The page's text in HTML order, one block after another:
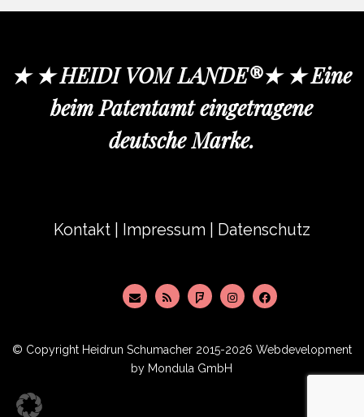
★ ★ HEIDI VOM LANDE®★ ★ Eine
beim Patentamt eingetragene
deutsche Marke.
Kontakt Impressum Datenschutz
© Copyright Heidrun Schumacher 2015-2026 Webdevelopment
by Mondula GmbH